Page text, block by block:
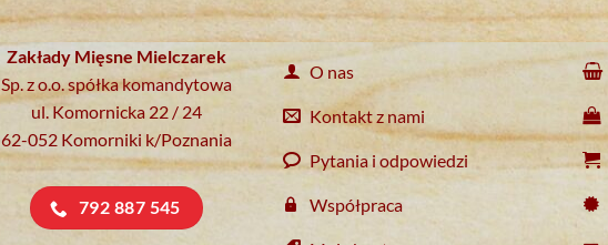
Zakłady Mięsne Mielczarek
Sp. z o.o. spółka komandytowa
ul. Komornicka 22 / 24
62-052 Komorniki k/Poznania
792 887 545
O nas
Kontakt z nami
Pytania i odpowiedzi
Współpraca